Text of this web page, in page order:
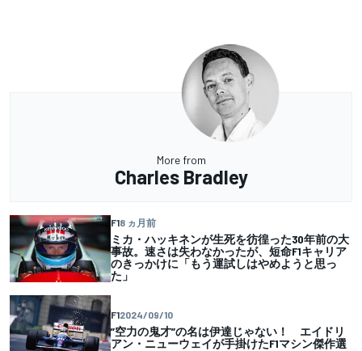
More from
Charles Bradley
F18 ヵ月前
ミカ・ハッキネンが生死を彷徨った30年前の大
事故。速さは失わなかったが、短命F1キャリア
のきっかけに「もう運試しはやめようと思っ
た」
F12024/09/10
”空力の鬼才”の名は伊達じゃない！ エイドリ
アン・ニューウェイが手掛けたF1マシン傑作選